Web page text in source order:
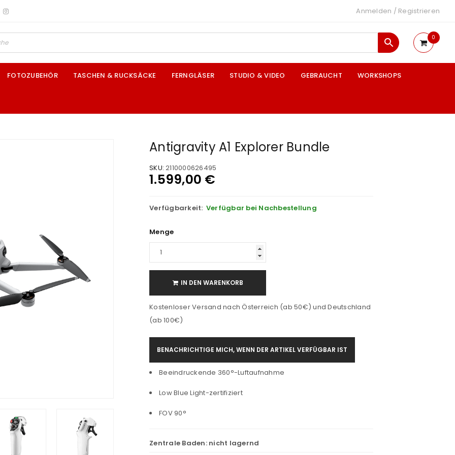
Anmelden / Registrieren
0
FOTOZUBEHÖR TASCHEN & RUCKSÄCKE FERNGLÄSER STUDIO & VIDEO GEBRAUCHT WORKSHOPS
Antigravity A1 Explorer Bundle
SKU: 2110000626495
1.599,00 €
Verfügbarkeit: Verfügbar bei Nachbestellung
Menge
IN DEN WARENKORB
Kostenloser Versand nach Österreich (ab 50€) und Deutschland
(ab 100€)
BENACHRICHTIGE MICH, WENN DER ARTIKEL VERFÜGBAR IST
Beeindruckende 360°-Luftaufnahme
Low Blue Light-zertifiziert
FOV 90°
Zentrale Baden: nicht lagernd